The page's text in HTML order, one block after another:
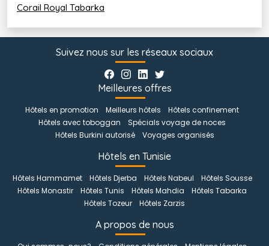
Corail Royal Tabarka
Suivez nous sur les réseaux sociaux
Meilleures offres
Hôtels en promotion Meilleurs hôtels
Hôtels confinement
Hôtels avec toboggan
Spécials voyage de noces
Hôtels Burkini autorisé
Voyages organisés
Hôtels en Tunisie
Hôtels Hammamet Hôtels Djerba Hôtels Nabeul
Hôtels Sousse
Hôtels Monastir
Hôtels Tunis Hôtels Mahdia
Hôtels Tabarka
Hôtels Tozeur
Hôtels Zarzis
A propos de nous